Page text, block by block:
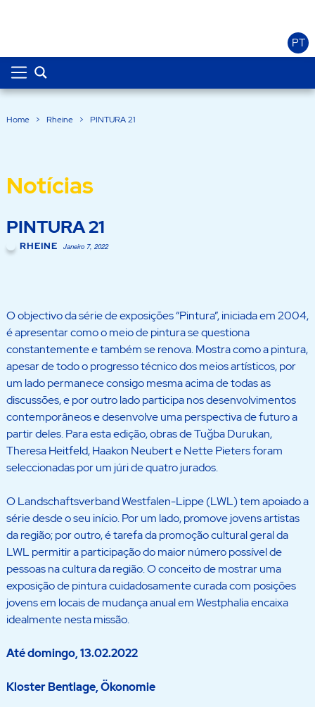
PT
Home > Rheine > PINTURA 21
Notícias
PINTURA 21
RHEINE Janeiro 7, 2022
O objectivo da série de exposições “Pintura”, iniciada em 2004,
é apresentar como o meio de pintura se questiona
constantemente e também se renova. Mostra como a pintura,
apesar de todo o progresso técnico dos meios artísticos, por
um lado permanece consigo mesma acima de todas as
discussões, e por outro lado participa nos desenvolvimentos
contemporâneos e desenvolve uma perspectiva de futuro a
partir deles. Para esta edição, obras de Tuğba Durukan,
Theresa Heitfeld, Haakon Neubert e Nette Pieters foram
seleccionadas por um júri de quatro jurados.
O Landschaftsverband Westfalen-Lippe (LWL) tem apoiado a
série desde o seu início. Por um lado, promove jovens artistas
da região; por outro, é tarefa da promoção cultural geral da
LWL permitir a participação do maior número possível de
pessoas na cultura da região. O conceito de mostrar uma
exposição de pintura cuidadosamente curada com posições
jovens em locais de mudança anual em Westphalia encaixa
idealmente nesta missão.
Até domingo, 13.02.2022
Kloster Bentlage, Ökonomie